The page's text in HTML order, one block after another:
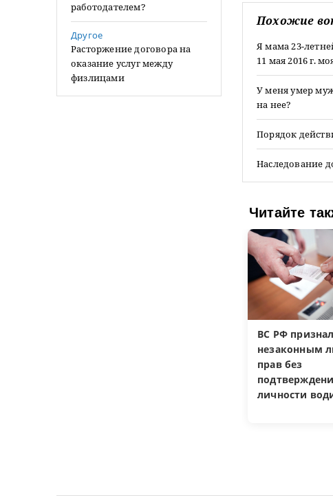
работодателем?
Другое
Расторжение договора на
оказание услуг между
физлицами
Похожие
Я мама 23-
11 мая 2016 г.
У меня умер
на нее?
Порядок
Наследование
Читайте
ВС РФ признал
незаконным
прав без
личности